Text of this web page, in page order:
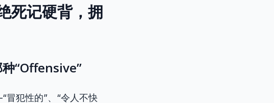
死记硬背，拥
“Offensive”
犯性的”、“令人不快